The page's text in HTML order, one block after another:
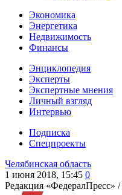
Экономика
Энергетика
Недвижимость
Финансы
Энциклопедия
Эксперты
Экспертные мнения
Личный взгляд
Интервью
Подписка
Спецпроекты
Челябинская область
1 июня 2018, 15:45 0
Редакция «ФедералПресс» /